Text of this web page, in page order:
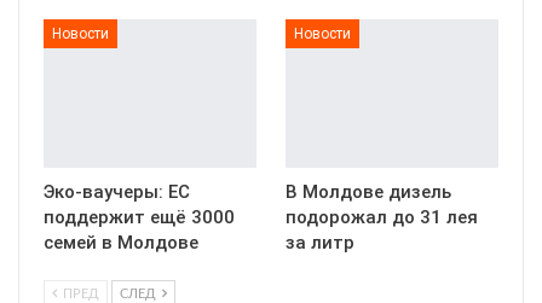
Новости
Эко-ваучеры: ЕС
поддержит ещё 3000
семей в Молдове
Новости
В Молдове дизель
подорожал до 31 лея
за литр
ПРЕД СЛЕД